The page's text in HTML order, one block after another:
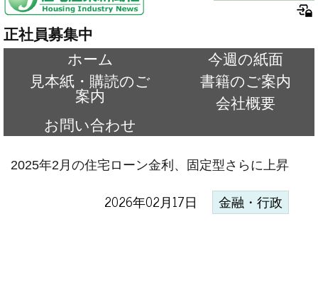
正社員募集中
ホーム
今週の紙面
見本紙・購読のご
案内
書籍のご案内
会社概要
お問い合わせ
2025年2月の住宅ローン金利、固定型さらに上昇
2026年02月17日 金融・行政